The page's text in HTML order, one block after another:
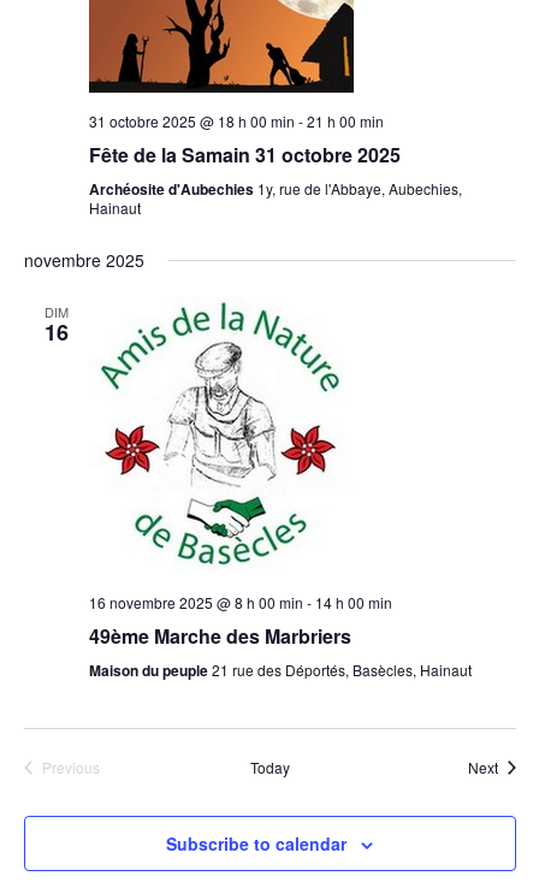
31 octobre 2025 @ 18 h 00 min -21 h 00 min
Fête de la Samain 31 octobre 2025
Archéosite d'Aubechies 1y, rue de l'Abbaye, Aubechies,
Hainaut
novembre 2025
DIM
16
16 novembre 2025 @ 8 h 00 min - 14 h 00 min
49ème Marche des Marbriers
Maison du peuple21 rue des Déportés, Basècles, Hainaut
Previous
Today Next
Subscribe to calendar